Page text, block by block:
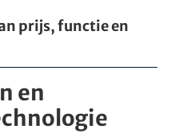
prĳs, functie en
en